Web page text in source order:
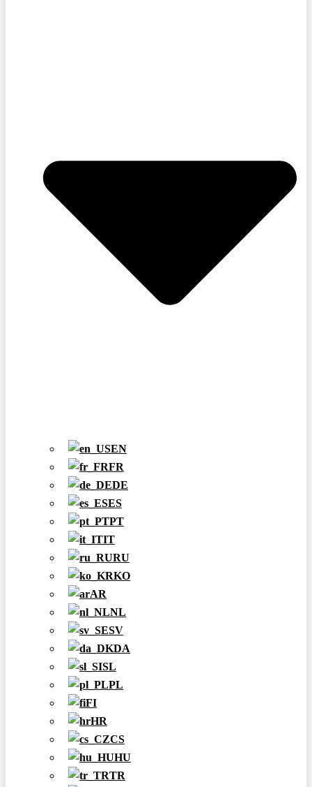
EN
FR
DE
ES
PT
IT
RU
KO
AR
NL
SV
DA
SL
PL
FI
HR
CS
HU
TR